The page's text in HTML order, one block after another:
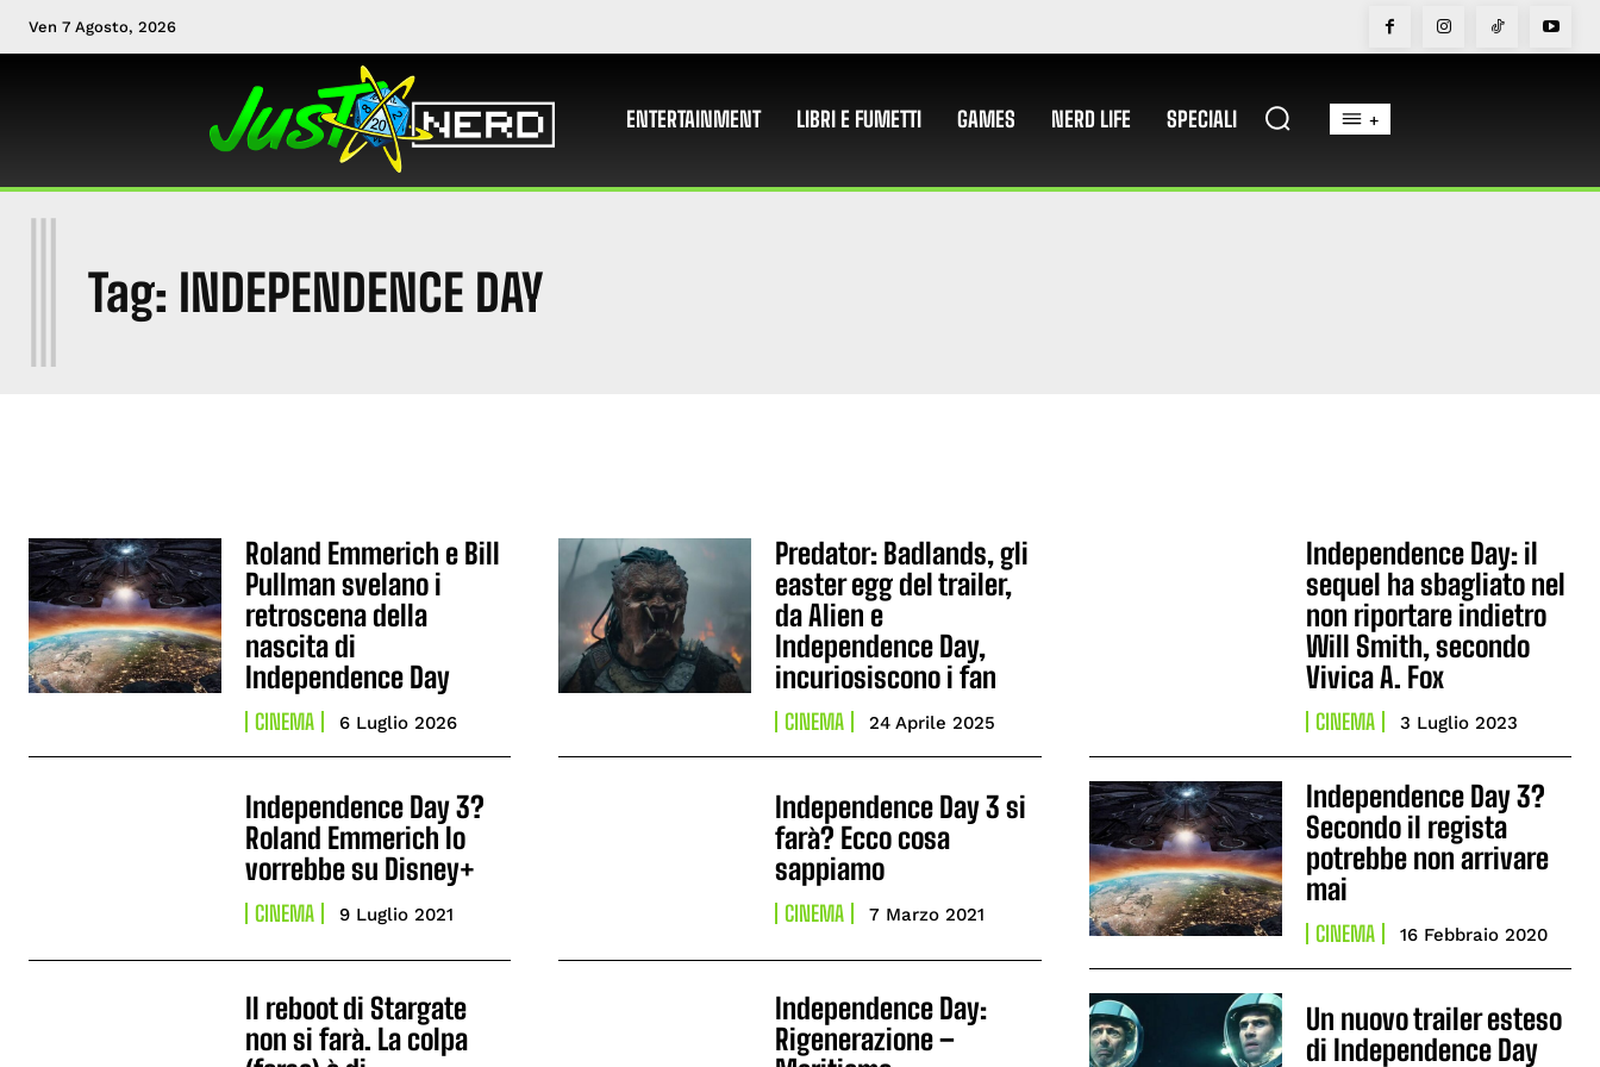
Ven 7 Agosto, 2026
ENTERTAINMENT LIBRI E FUMETTI GAMES NERD LIFE SPECIALI +
Tag: INDEPENDENCE DAY
I
Roland Emmerich e Bill
Pullman svelano i
retroscena della
nascita di
Independence Day
CINEMA 6 Luglio 2026
Predator: Badlands, gli
easter egg del trailer,
da Alien e
Independence Day,
incuriosiscono i fan
CINEMA 24 Aprile 2025
Independence Day: il
sequel ha sbagliato nel
non riportare indietro
Will Smith, secondo
Vivica A. Fox
CINEMA 3 Luglio 2023
Independence Day 3?
Roland Emmerich lo
vorrebbe su Disney+
CINEMA 9 Luglio 2021
Independence Day 3 si
farà? Ecco cosa
sappiamo
CINEMA 7 Marzo 2021
Independence Day 3?
Secondo il regista
potrebbe non arrivare
mai
CINEMA 16 Febbraio 2020
Il reboot di Stargate
non si farà. La colpa
Independence Day:
Rigenerazione –
Un nuovo trailer esteso
di Independence Day